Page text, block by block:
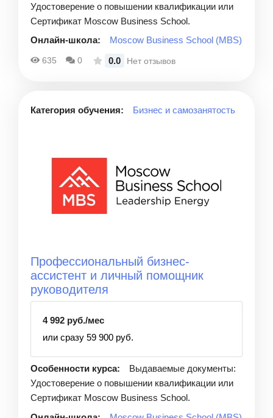
Удостоверение о повышении квалификации или
Сертификат Moscow Business School.
Онлайн-школа:
Moscow Business School (MBS)
635 0 0.0 Нет отзывов
Категория обучения: Бизнес и самозанятость
Профессиональный бизнес-
ассистент и личный помощник
руководителя
4 992 руб./мес
или сразу 59 900 руб.
Особенности курса:
Выдаваемые документы:
Удостоверение о повышении квалификации или
Сертификат Moscow Business School.